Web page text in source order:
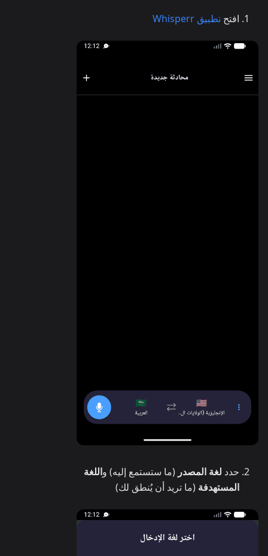
افتح تطبيق Whisperr
حدد لغة المصدر (ما ستستمع إليه) واللغة
المستهدفة (ما تريد أن يُنطق لك)